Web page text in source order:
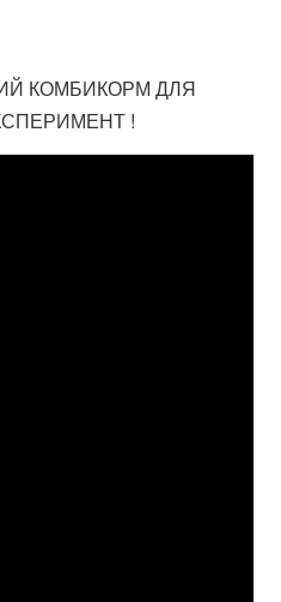
КОМБИКОРМ ДЛЯ
!